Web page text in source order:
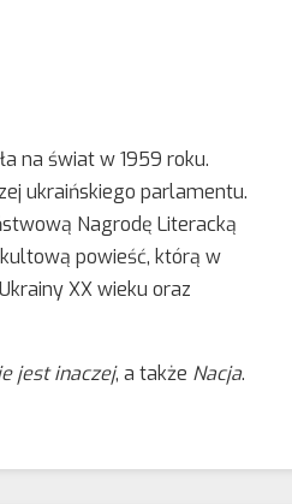
na świat w 1959 roku.
ukraińskiego parlamentu.
Nagrodę Literacką
powieść, którą w
XX wieku oraz
jest inaczej, a także Nacja.